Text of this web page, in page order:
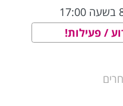
/ פעילות!